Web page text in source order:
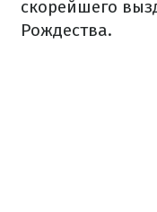
скорейшего
Рождества.